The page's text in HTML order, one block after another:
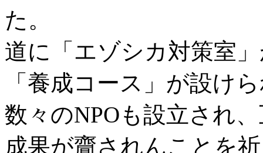
た。
道に「エゾシカ対策室
「養成コース」が設け
数々のNPOも設立され
成果が齎されんことを